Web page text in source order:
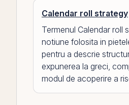
Calendar roll strategy
Termenul Calendar roll
notiune folosita in
pentru a descrie
expunerea la greci,
modul de acoperire a